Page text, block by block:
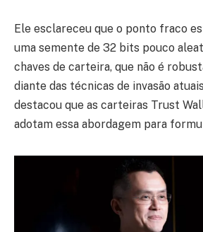
Ele esclareceu que o ponto fraco
uma semente de 32 bits pouco
chaves de carteira, que não é
diante das técnicas de invasão
destacou que as carteiras Trust
adotam essa abordagem para